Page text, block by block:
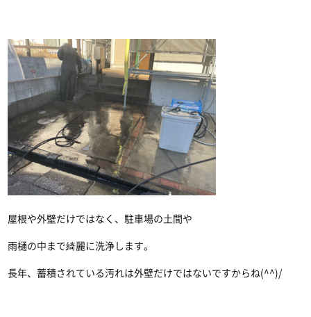
屋根や外壁だけではなく、駐車場の土間や
雨樋の中まで綺麗に洗浄します。
長年、蓄積されている汚れは外壁だけではないですからね(^^)/